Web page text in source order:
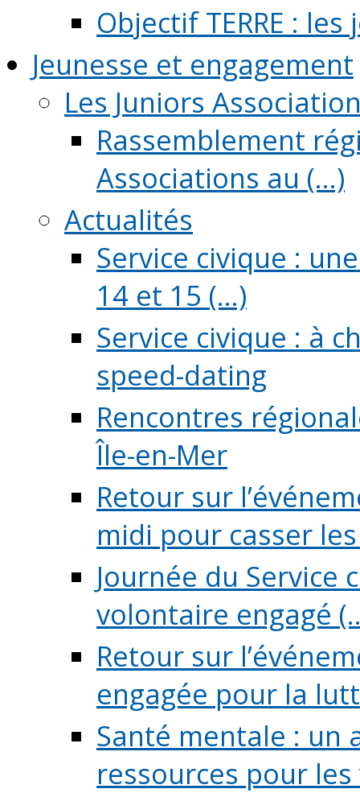
Objectif TERRE :
Jeunesse et engagement
Les Juniors
Rassemblement
Associations au (...)
Actualités
Service civique :
14 et 15 (...)
Service civique : à
speed-dating
Rencontres
Île-en-Mer
Retour sur
midi pour casser les
Journée du Service
volontaire engagé
Retour sur
engagée pour la
Santé mentale : un
ressources pour